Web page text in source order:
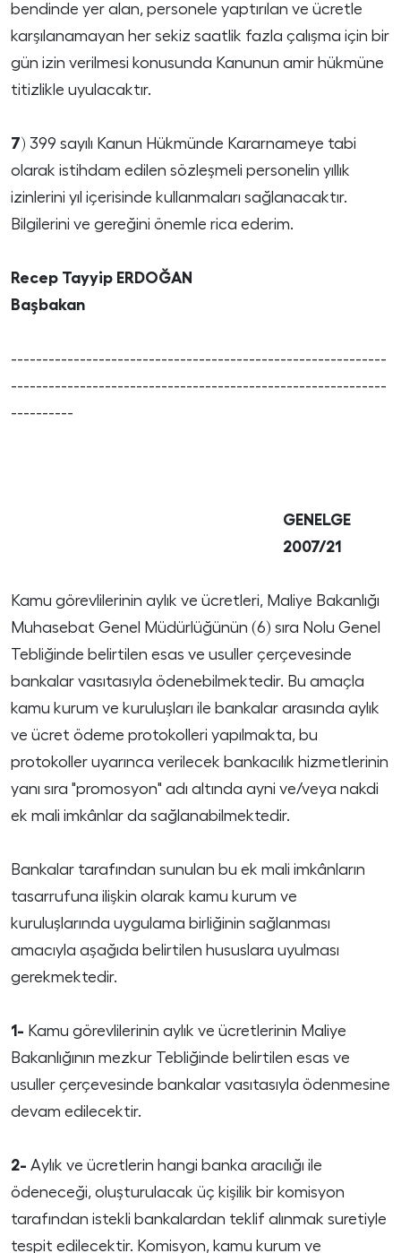
bendinde yer alan, personele yaptırılan ve ücretle
karşılanamayan her sekiz saatlik fazla çalışma için bir
gün izin verilmesi konusunda Kanunun amir hükmüne
titizlikle uyulacaktır.
7) 399 sayılı Kanun Hükmünde Kararnameye tabi
olarak istihdam edilen sözleşmeli personelin yıllık
izinlerini yıl içerisinde kullanmaları sağlanacaktır.
Bilgilerini ve gereğini önemle rica ederim.
Recep Tayyip ERDOĞAN
Başbakan
------------------------------------------------------------
------------------------------------------------------------
----------
GENELGE
2007/21
Kamu görevlilerinin aylık ve ücretleri, Maliye Bakanlığı
Muhasebat Genel Müdürlüğünün (6) sıra Nolu Genel
Tebliğinde belirtilen esas ve usuller çerçevesinde
bankalar vasıtasıyla ödenebilmektedir. Bu amaçla
kamu kurum ve kuruluşları ile bankalar arasında aylık
ve ücret ödeme protokolleri yapılmakta, bu
protokoller uyarınca verilecek bankacılık hizmetlerinin
yanı sıra "promosyon" adı altında ayni ve/veya nakdi
ek mali imkânlar da sağlanabilmektedir.
Bankalar tarafından sunulan bu ek mali imkânların
tasarrufuna ilişkin olarak kamu kurum ve
kuruluşlarında uygulama birliğinin sağlanması
amacıyla aşağıda belirtilen hususlara uyulması
gerekmektedir.
1- Kamu görevlilerinin aylık ve ücretlerinin Maliye
Bakanlığının mezkur Tebliğinde belirtilen esas ve
usuller çerçevesinde bankalar vasıtasıyla ödenmesine
devam edilecektir.
2- Aylık ve ücretlerin hangi banka aracılığı ile
ödeneceği, oluşturulacak üç kişilik bir komisyon
tarafından istekli bankalardan teklif alınmak suretiyle
tespit edilecektir. Komisyon, kamu kurum ve